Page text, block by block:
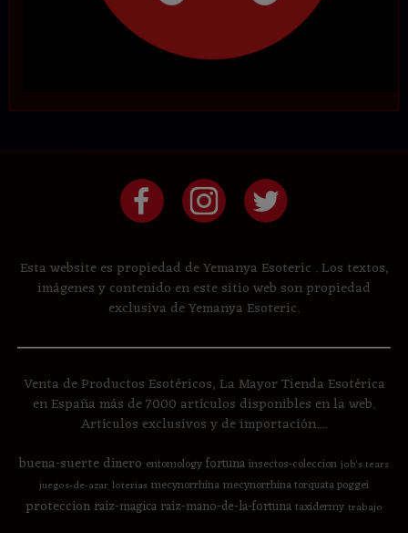
Esta website es propiedad de Yemanya Esoteric . Los textos,
imágenes y contenido en este sitio web son propiedad
exclusiva de Yemanya Esoteric.
Venta de Productos Esotéricos, La Mayor Tienda Esotérica
en España más de 7000 artículos disponibles en la web.
Artículos exclusivos y de importación....
buena-suertedinero entomologyfortunainsectos-coleccion job's tears
juegos-de-azar loterias mecynorrhinamecynorrhina torquata poggei
proteccion raiz-magica raiz-mano-de-la-fortunataxidermy trabajo